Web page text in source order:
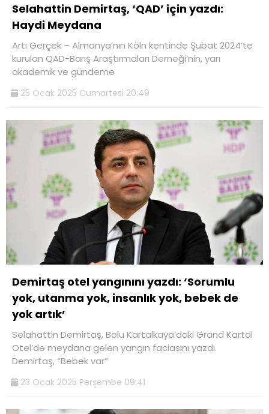
Selahattin Demirtaş, ‘QAD’ için yazdı:
Haydi Meydana
Artı Gerçek – Almanya’nın Köln kentinde Şubat 2024’te
kurulan QAD-Barış Araştırmaları Derneği’nin, yarı
akademik ve gündeme
25 Ocak 2025 Cumartesi 20:49
Demirtaş otel yangınını yazdı: ‘Sorumlu
yok, utanma yok, insanlık yok, bebek de
yok artık’
Selahattin Demirtaş, Bolu Kartalkaya’daki Grand Kartal
Otel’de meydana gelen yangın faciasını yazdı.
Demirtaş, “Bebek var”
23 Ocak 2025 Perşembe 09:41